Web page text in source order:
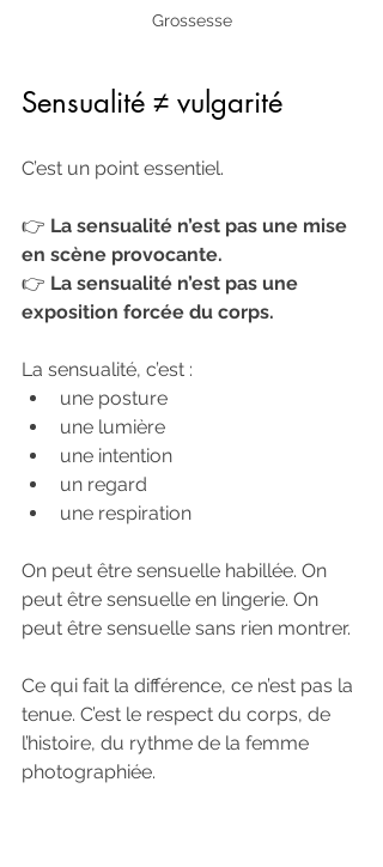
Grossesse
Sensualité ≠ vulgarité
C’est un point essentiel.
👉 La sensualité n’est pas une mise
en scène provocante.
👉 La sensualité n’est pas une
exposition forcée du corps.
La sensualité, c’est :
une posture
une lumière
une intention
un regard
une respiration
On peut être sensuelle habillée. On
peut être sensuelle en lingerie. On
peut être sensuelle sans rien montrer.
Ce qui fait la différence, ce n’est pas la
tenue. C’est le respect du corps, de
l’histoire, du rythme de la femme
photographiée.